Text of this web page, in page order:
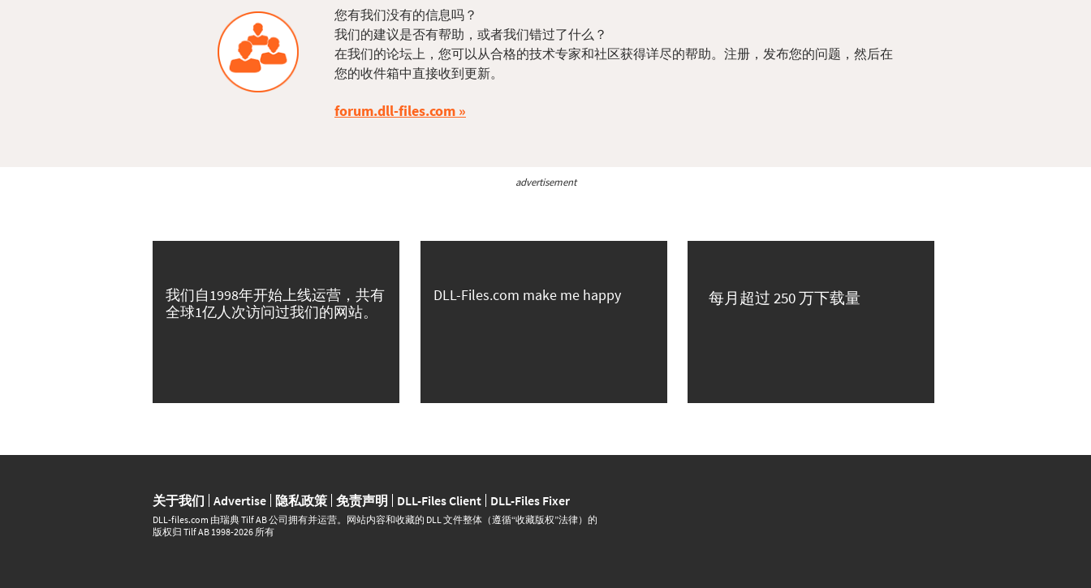
您有我们没有的信息吗？
我们的建议是否有帮助，或者我们错过了什么？
在我们的论坛上，您可以从合格的技术专家和社区获得详尽的帮助。注册，发布您的问题，然后在
您的收件箱中直接收到更新。
forum.dll-files.com
advertisement
我们自1998年开始上线运营，共有
全球1亿人次访问过我们的网站。
DLL-Files.com make me happy 每月超过 250 万下载量
关于我们 Advertise 隐私政策 免责声明 DLL-Files Client DLL-Files Fixer
DLL‑files.com 由瑞典 Tilf AB 公司拥有并运营。网站内容和收藏的 DLL 文件整体（遵循“收藏版权”法律）的
版权归 Tilf AB 1998-2026 所有